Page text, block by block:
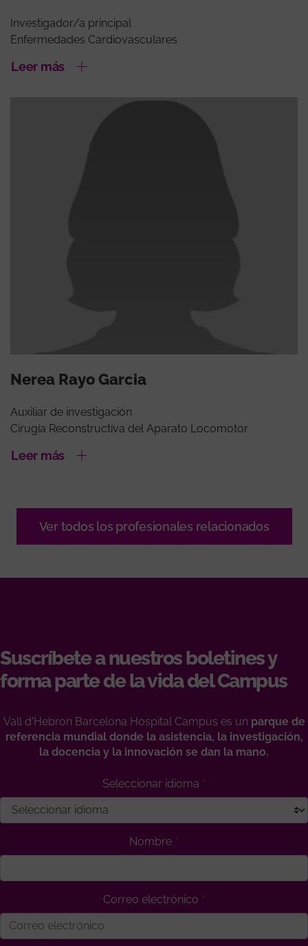
Investigador/a principal
Enfermedades Cardiovasculares
Leer más
Nerea Rayo Garcia
Auxiliar de investigación
Cirugía Reconstructiva del Aparato Locomotor
Leer más
Ver todos los profesionales relacionados
Suscríbete a nuestros boletines y
forma parte de la vida del Campus
Vall d'Hebron Barcelona Hospital Campus es un parque de
referencia mundial donde la asistencia, la investigación,
la docencia y la innovación se dan la mano.
Seleccionar idioma
Nombre
Correo electrónico